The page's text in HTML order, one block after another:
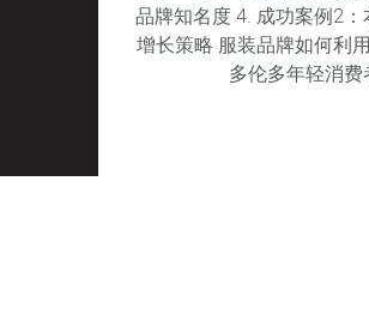
品牌知名度 4. 成功案例2
增长策略 服装品牌如何利
多伦多年轻消费